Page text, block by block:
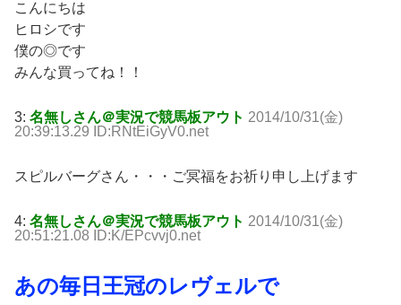
こんにちは
ヒロシです
僕の◎です
みんな買ってね！！
3: 名無しさん＠実況で競馬板アウト 2014/10/31(金)
20:39:13.29 ID:RNtEiGyV0.net
スピルバーグさん・・・ご冥福をお祈り申し上げます
4: 名無しさん＠実況で競馬板アウト 2014/10/31(金)
20:51:21.08 ID:K/EPcvvj0.net
あの毎日王冠のレヴェルで